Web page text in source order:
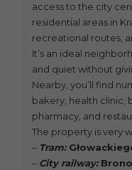
access to the city
residential areas in
recreational routes,
It’s an ideal
and quiet without
Nearby, you’ll find
bakery, health clinic,
pharmacy, and
The property is very
– Tram:
– City railway: